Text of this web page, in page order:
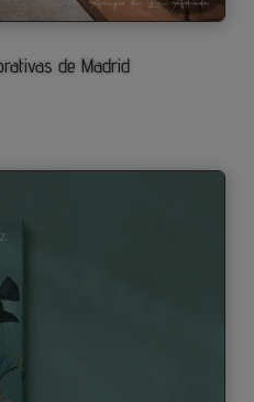
de Madrid